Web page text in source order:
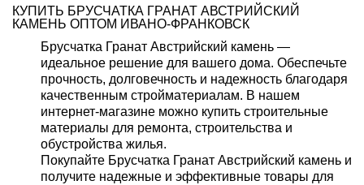
КУПИТЬ БРУСЧАТКА ГРАНАТ АВСТРИЙСКИЙ
КАМЕНЬ ОПТОМ ИВАНО-ФРАНКОВСК
Брусчатка Гранат Австрийский камень —
идеальное решение для вашего дома. Обеспечьте
прочность, долговечность и надежность благодаря
качественным стройматериалам. В нашем
интернет-магазине можно купить строительные
материалы для ремонта, строительства и
обустройства жилья.
Покупайте Брусчатка Гранат Австрийский камень и
получите надежные и эффективные товары для